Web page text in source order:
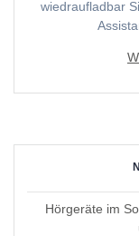
wiedraufladbar
Hörgeräte im